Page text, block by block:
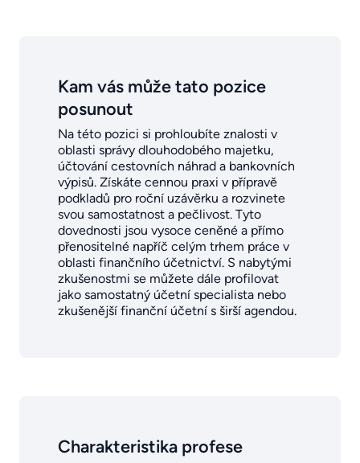
Kam vás může tato pozice
posunout
Na této pozici si prohloubíte znalosti v
oblasti správy dlouhodobého majetku,
účtování cestovních náhrad a bankovních
výpisů. Získáte cennou praxi v přípravě
podkladů pro roční uzávěrku a rozvinete
svou samostatnost a pečlivost. Tyto
dovednosti jsou vysoce ceněné a přímo
přenositelné napříč celým trhem práce v
oblasti finančního účetnictví. S nabytými
zkušenostmi se můžete dále profilovat
jako samostatný účetní specialista nebo
zkušenější finanční účetní s širší agendou.
Charakteristika profese